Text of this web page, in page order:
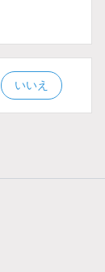
いいえ